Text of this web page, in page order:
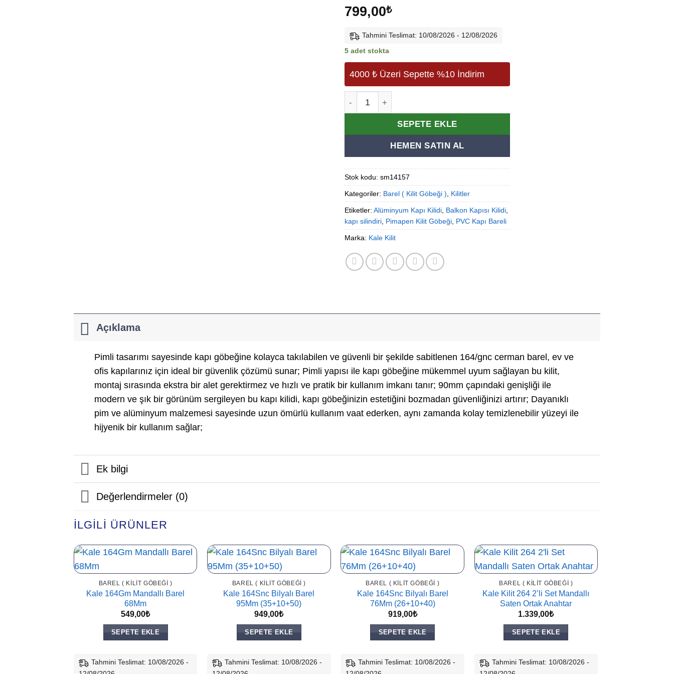
799,00₺
Tahmini Teslimat: 10/08/2026 - 12/08/2026
5 adet stokta
4000 ₺ Üzeri Sepette %10 İndirim
SEPETE EKLE
HEMEN SATIN AL
Alternative:
Stok kodu: sm14157
Kategoriler: Barel ( Kilit Göbeği ) Kilitler
Etiketler: Alüminyum Kapı Kilidi Balkon Kapısı Kilidi
kapı silindiri Pimapen Kilit Göbeği PVC Kapı Bareli
Marka: Kale Kilit
Açıklama
Pimli tasarımı sayesinde kapı göbeğine kolayca takılabilen ve güvenli bir şekilde sabitlenen 164/gnc cerman barel, ev ve
ofis kapılarınız için ideal bir güvenlik çözümü sunar; Pimli yapısı ile kapı göbeğine mükemmel uyum sağlayan bu kilit,
montaj sırasında ekstra bir alet gerektirmez ve hızlı ve pratik bir kullanım imkanı tanır; 90mm çapındaki genişliği ile
modern ve şık bir görünüm sergileyen bu kapı kilidi, kapı göbeğinizin estetiğini bozmadan güvenliğinizi artırır; Dayanıklı
pim ve alüminyum malzemesi sayesinde uzun ömürlü kullanım vaat ederken, aynı zamanda kolay temizlenebilir yüzeyi ile
hijyenik bir kullanım sağlar;
Ek bilgi
Değerlendirmeler (0)
İLGILI ÜRÜNLER
BAREL ( KILIT GÖBEĞI )
Kale 164Gm Mandallı Barel
68Mm
549,00₺
SEPETE EKLE
Tahmini Teslimat: 10/08/2026 -
BAREL ( KILIT GÖBEĞI )
Kale 164Snc Bilyalı Barel
95Mm (35+10+50)
949,00₺
SEPETE EKLE
Tahmini Teslimat: 10/08/2026 -
BAREL ( KILIT GÖBEĞI )
Kale 164Snc Bilyalı Barel
76Mm (26+10+40)
919,00₺
SEPETE EKLE
Tahmini Teslimat: 10/08/2026 -
BAREL ( KILIT GÖBEĞI )
Kale Kilit 264 2’li Set Mandallı
Saten Ortak Anahtar
1.339,00₺
SEPETE EKLE
Tahmini Teslimat: 10/08/2026 -